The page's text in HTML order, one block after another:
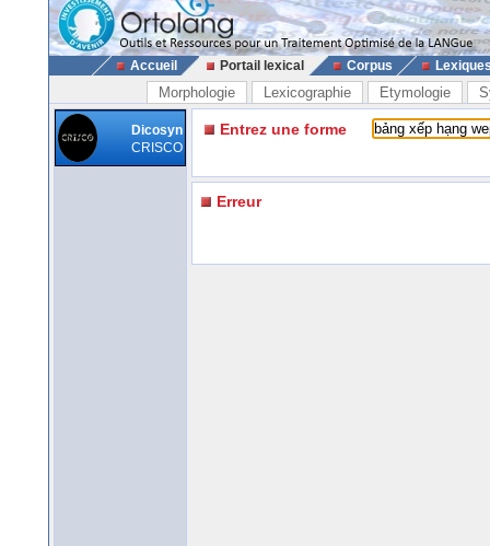
Accueil Portail lexical Corpus
Morphologie Lexicographie Etymologie
Dicosyn
CRISCO
Entrez une forme
Erreur